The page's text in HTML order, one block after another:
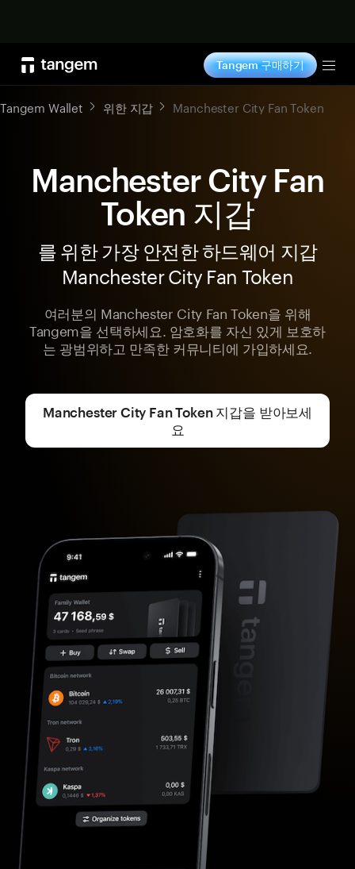
Tangem 구매하기
Tangem Wallet 위한 지갑 Manchester City Fan Token
Manchester City Fan
Token 지갑
를 위한 가장 안전한 하드웨어 지갑
Manchester City Fan Token
여러분의 Manchester City Fan Token을 위해
Tangem을 선택하세요. 암호화를 자신 있게 보호하
는 광범위하고 만족한 커뮤니티에 가입하세요.
Manchester City Fan Token 지갑을 받아보세
요